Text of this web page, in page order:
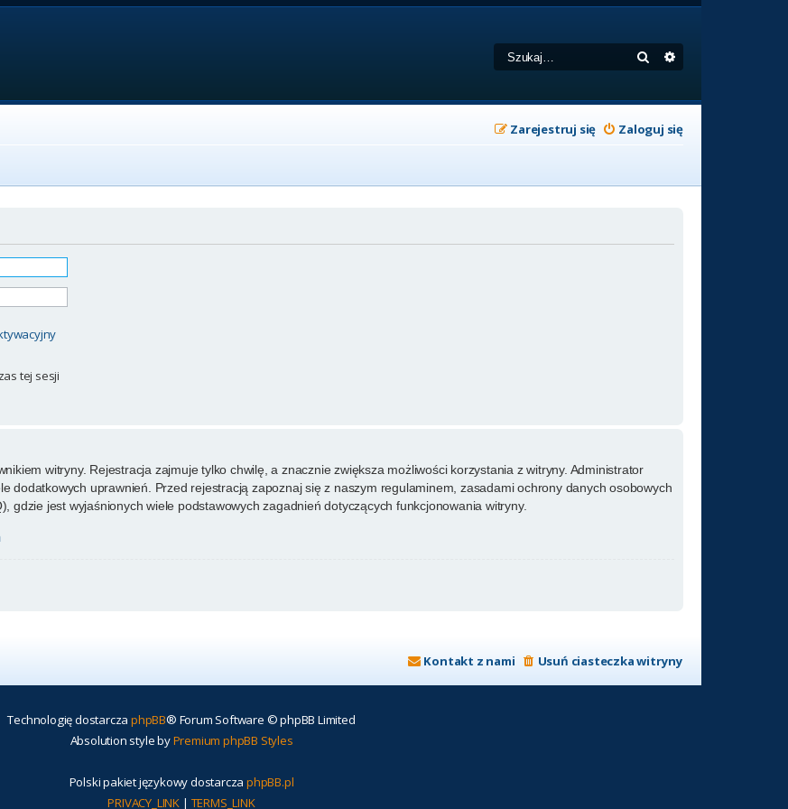
Szukaj
Zaloguj się
Zarejestruj się
tej sesji
witryny. Rejestracja zajmuje tylko chwilę, a znacznie zwiększa możliwości korzystania z witryny. Administrator
dodatkowych uprawnień. Przed rejestracją zapoznaj się z naszym regulaminem, zasadami ochrony danych osobowych
gdzie jest wyjaśnionych wiele podstawowych zagadnień dotyczących funkcjonowania witryny.
Usuń ciasteczka witryny
Kontakt z nami
Technologię dostarcza phpBB® Forum Software © phpBB Limited
Absolution style byPremium phpBB Styles
Polski pakiet językowy dostarcza phpBB.pl
PRIVACY_LINK | TERMS_LINK